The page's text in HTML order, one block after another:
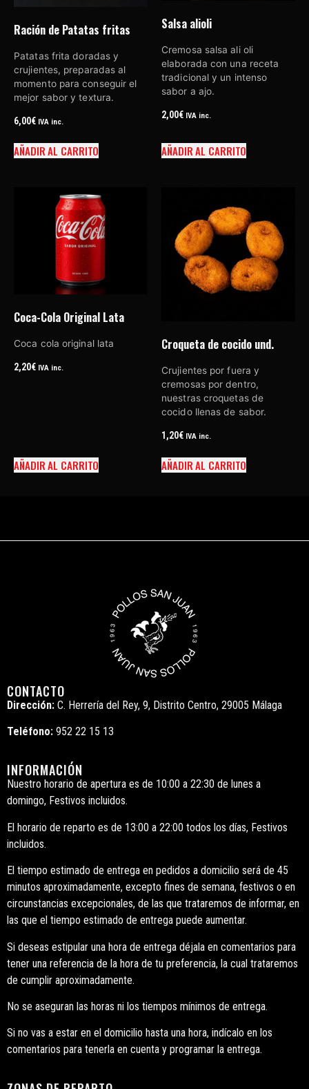
Ración de Patatas fritas
Patatas frita doradas y
crujientes, preparadas al
momento para conseguir el
mejor sabor y textura.
6,00€ IVA inc.
AÑADIR AL CARRITO
Salsa alioli
Cremosa salsa ali oli
elaborada con una receta
tradicional y un intenso
sabor a ajo.
2,00€ IVA inc.
AÑADIR AL CARRITO
Coca-Cola Original Lata
Coca cola original lata
2,20€ IVA inc.
AÑADIR AL CARRITO
Croqueta de cocido und.
Crujientes por fuera y
cremosas por dentro,
nuestras croquetas de
cocido llenas de sabor.
1,20€ IVA inc.
AÑADIR AL CARRITO
CONTACTO
Dirección: C. Herrería del Rey, 9, Distrito Centro, 29005 Málaga
Teléfono: 952 22 15 13
INFORMACIÓN
Nuestro horario de apertura es de 10:00 a 22:30 de lunes a
domingo, Festivos incluidos.
El horario de reparto es de 13:00 a 22:00 todos los días, Festivos
incluidos.
El tiempo estimado de entrega en pedidos a domicilio será de 45
minutos aproximadamente, excepto fines de semana, festivos o en
circunstancias excepcionales, de las que trataremos de informar, en
las que el tiempo estimado de entrega puede aumentar.
Si deseas estipular una hora de entrega déjala en comentarios para
tener una referencia de la hora de tu preferencia, la cual trataremos
de cumplir aproximadamente.
No se aseguran las horas ni los tiempos mínimos de entrega.
Si no vas a estar en el domicilio hasta una hora, indícalo en los
comentarios para tenerla en cuenta y programar la entrega.